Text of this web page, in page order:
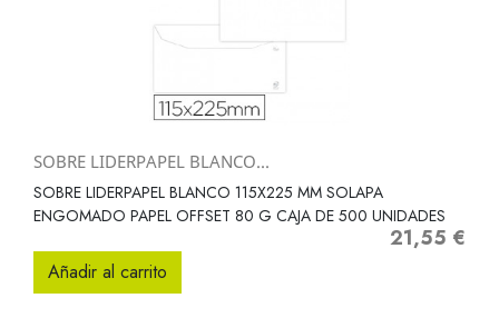
SOBRE LIDERPAPEL BLANCO...
SOBRE LIDERPAPEL BLANCO 115X225 MM SOLAPA
ENGOMADO PAPEL OFFSET 80 G CAJA DE 500 UNIDADES
Precio
21,55 €
Añadir al carrito